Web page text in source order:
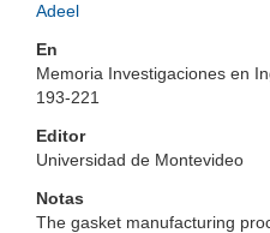
Adeel
En
Memoria Investigaciones en
193-221
Editor
Universidad de Montevideo
Notas
The gasket manufacturing